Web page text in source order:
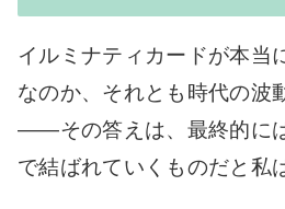
イルミナティカードが本当
なのか、それとも時代の波
――その答えは、最終的に
で結ばれていくものだと私